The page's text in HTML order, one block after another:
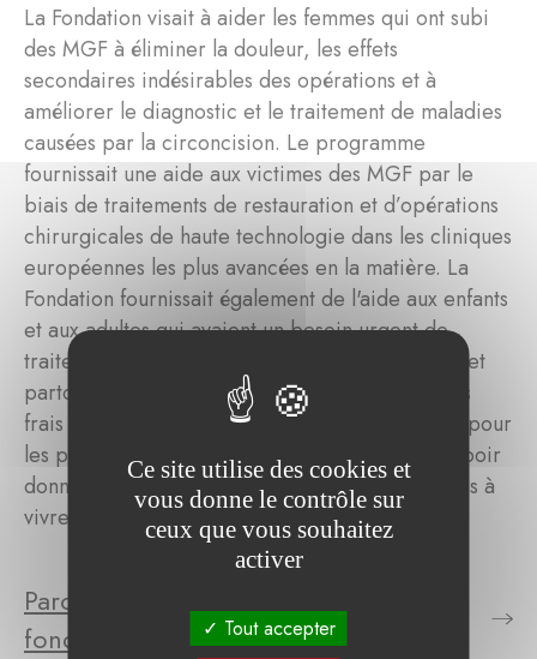
La Fondation visait à aider les femmes qui ont subi
des MGF à éliminer la douleur, les effets
secondaires indésirables des opérations et à
améliorer le diagnostic et le traitement de maladies
causées par la circoncision. Le programme
fournissait une aide aux victimes des MGF par le
biais de traitements de restauration et d’opérations
chirurgicales de haute technologie dans les cliniques
européennes les plus avancées en la matière. La
Fondation fournissait également de l'aide aux enfants
et aux adultes qui avaient un besoin urgent de
traitements médicaux sur place au Luxembourg et
partout dans le monde. La Fondation couvrait les
frais de transport et proposait un hébergement pour
les patients pendant le traitement. Fondation Espoir
donnait de l'espoir à des centaines de personnes à
vivre une vie pleine et heureuse.
Parcourez le(s) projet(s) de la
fondation
Ce site utilise des cookies et
vous donne le contrôle sur
ceux que vous souhaitez
activer
Tout accepter